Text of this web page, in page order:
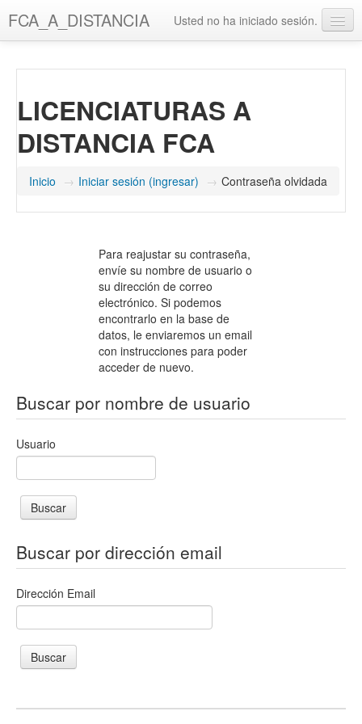
al
contenido
FCA_A_DISTANCIA
Usted no ha iniciado sesión.
Biblioteca UAQ
FCA
Misión y Visión FCA
Biblioteca FCA
LICENCIATURAS A
DISTANCIA FCA
Inicio → Iniciar sesión (ingresar) → Contraseña olvidada
Para reajustar su contraseña,
envíe su nombre de usuario o
su dirección de correo
electrónico. Si podemos
encontrarlo en la base de
datos, le enviaremos un email
con instrucciones para poder
acceder de nuevo.
Buscar por nombre de usuario
Usuario
Buscar por dirección email
Dirección Email